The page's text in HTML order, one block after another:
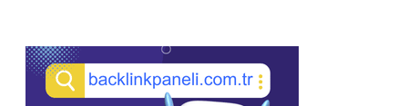
Sidebar